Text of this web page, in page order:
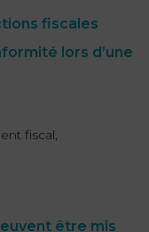
fiscales
lors d’une
fiscal,
être mis